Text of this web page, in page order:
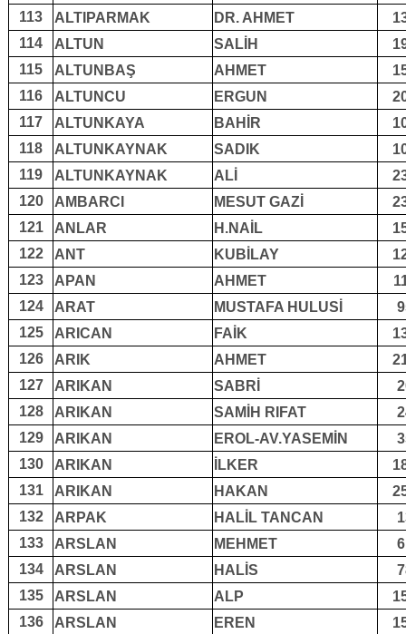
113
ALTIPARMAK DR. AHMET
114
ALTUN SALİH
115
ALTUNBAŞ AHMET
116
ALTUNCU ERGUN
117
ALTUNKAYA BAHİR
118
ALTUNKAYNAK SADIK
119
ALTUNKAYNAK ALİ
120
AMBARCI MESUT GAZİ
121
ANLAR H.NAİL
122
ANT KUBİLAY
123
APAN AHMET
124
ARAT MUSTAFA HULUSİ
125
ARICAN FAİK
126
ARIK AHMET
127
ARIKAN SABRİ
128
ARIKAN SAMİH RIFAT
129
ARIKAN EROL-AV.YASEMİN
130
ARIKAN İLKER
131
ARIKAN HAKAN
132
ARPAK HALİL TANCAN
133
ARSLAN MEHMET
134
ARSLAN HALİS
135
ARSLAN ALP
136
ARSLAN EREN